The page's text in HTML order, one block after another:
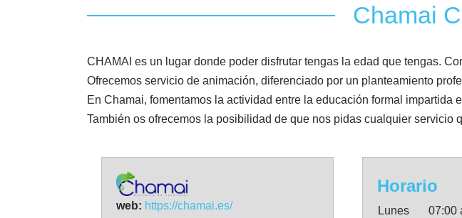
Chamai
CHAMAI es un lugar donde poder disfrutar tengas la edad que tengas.
Ofrecemos servicio de animación, diferenciado por un planteamiento
En Chamai, fomentamos la actividad entre la educación formal
También os ofrecemos la posibilidad de que nos pidas cualquier
web: https://chamai.es/
Horario
Lunes
07:00